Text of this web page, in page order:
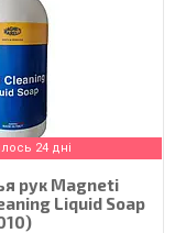
24 дні
рук Magneti
Liquid Soap